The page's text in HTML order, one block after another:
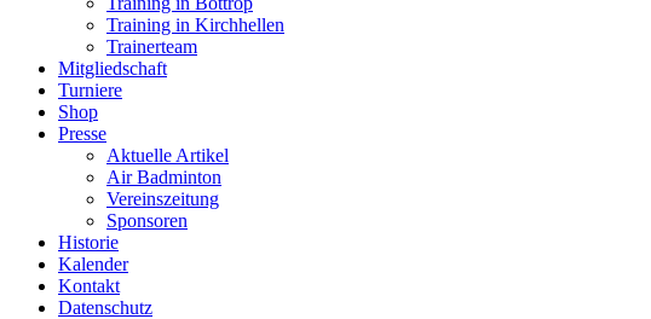
Training in Kirchhellen
Trainerteam
Mitgliedschaft
Turniere
Shop
Presse
Aktuelle Artikel
Air Badminton
Vereinszeitung
Sponsoren
Historie
Kalender
Kontakt
Datenschutz